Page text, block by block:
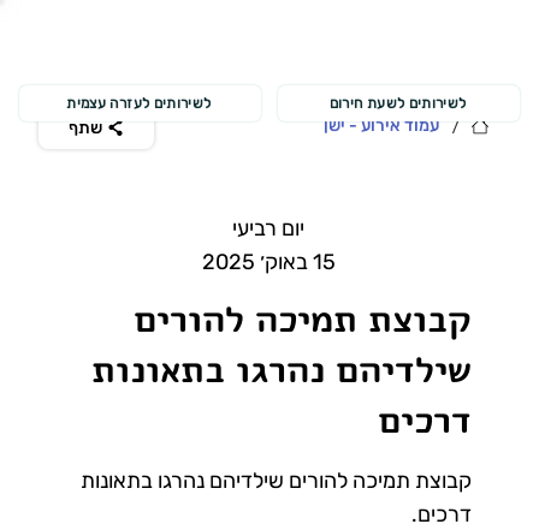
15 באוק׳ 2025
יום רביעי
קבוצת תמיכה להורים
שילדיהם נהרגו בתאונות
דרכים
קבוצת תמיכה להורים שילדיהם נהרגו בתאונות
דרכים.
שתף / עמוד אירוע - ישן
לשירותים לשעת חירום לשירותים לעזרה עצמית